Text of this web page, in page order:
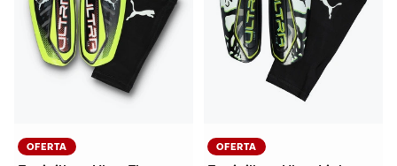
OFERTA OFERTA